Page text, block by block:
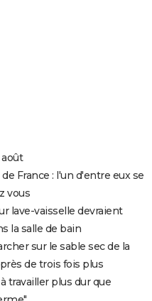
août
France : l'un d'entre eux se
vous
lave-vaisselle devraient
la salle de bain
sur le sable sec de la
de trois fois plus
travailler plus dur que